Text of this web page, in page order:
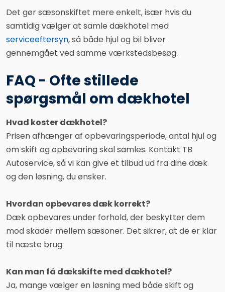
Det gør sæsonskiftet mere enkelt, især hvis du
samtidig vælger at samle dækhotel med
serviceeftersyn, så både hjul og bil bliver
gennemgået ved samme værkstedsbesøg.
FAQ - Ofte stillede
spørgsmål om dækhotel
Hvad koster dækhotel?
Prisen afhænger af opbevaringsperiode, antal hjul og
om skift og opbevaring skal samles. Kontakt TB
Autoservice, så vi kan give et tilbud ud fra dine dæk
og den løsning, du ønsker.
Hvordan opbevares dæk korrekt?
Dæk opbevares under forhold, der beskytter dem
mod skader mellem sæsoner. Det sikrer, at de er klar
til næste brug.
Kan man få dækskifte med dækhotel?
Ja, mange vælger en løsning med både skift og